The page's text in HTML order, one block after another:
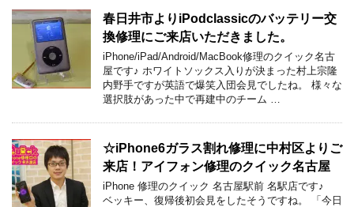
春日井市よりiPodclassicのバッテリー交
換修理にご来店いただきました。
iPhone/iPad/Android/MacBook修理のクイック名古
屋です♪ ホワイトソックス入りが決まった村上宗隆
内野手ですが英語で爆笑入団会見でしたね。 様々な
選択肢があった中で再建中のチーム …
☆iPhone6ガラス割れ修理に中村区よりご
来店！アイフォン修理のクイック名古屋
iPhone 修理のクイック 名古屋駅前 名駅店です♪
ベッキー、復帰後初会見をしたそうですね。 「今日